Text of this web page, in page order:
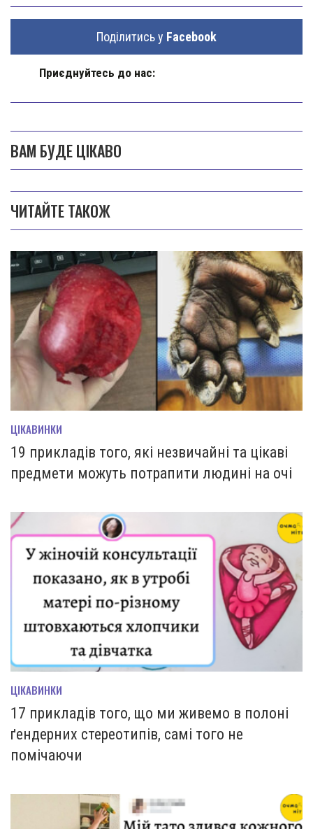
Поділитись у Facebook
Приєднуйтесь до нас:
ВАМ БУДЕ ЦІКАВО
ЧИТАЙТЕ ТАКОЖ
ЦІКАВИНКИ
19 прикладів того, які незвичайні та цікаві
предмети можуть потрапити людині на очі
ЦІКАВИНКИ
17 прикладів того, що ми живемо в полоні
ґендерних стереотипів, самі того не
помічаючи